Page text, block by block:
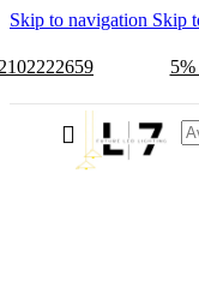
Skip to navigation Skip